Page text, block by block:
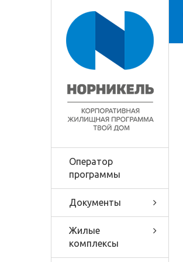
Оператор
программы
Документы
Жилые
комплексы